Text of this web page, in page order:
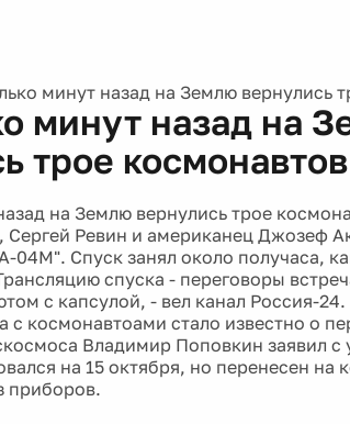
минут назад на Землю вернулись
минут назад на
трое
на Землю вернулись трое
Сергей Ревин и американец Джозеф
04М". Спуск занял около получаса,
спуска - переговоры
с капсулой, - вел канал Россия-
с космонавтоами стало известно о
Владимир Поповкин заявил с
на 15 октября, но перенесен на
приборов.